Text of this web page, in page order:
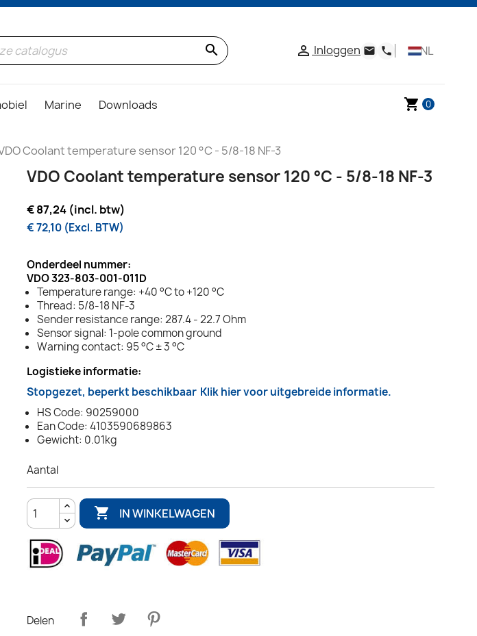
search  Inloggen email phone NL
Marine Downloads shopping_cart 0
Coolant temperature sensor 120 °C - 5/8-18 NF-3
VDO Coolant temperature sensor 120 °C - 5/8-18 NF-3
€ 87,24 (incl. btw)
€ 72,10 (Excl. BTW)
Onderdeel nummer:
VDO 323-803-001-011D
Temperature range: +40 °C to +120 °C
Thread: 5/8-18 NF-3
Sender resistance range: 287.4 - 22.7 Ohm
Sensor signal: 1-pole common ground
Warning contact: 95 °C ± 3 °C
Logistieke informatie:
Stopgezet, beperkt beschikbaar Klik hier voor uitgebreide informatie.
HS Code: 90259000
Ean Code: 4103590689863
Gewicht: 0.01kg
Aantal
 IN WINKELWAGEN
Delen